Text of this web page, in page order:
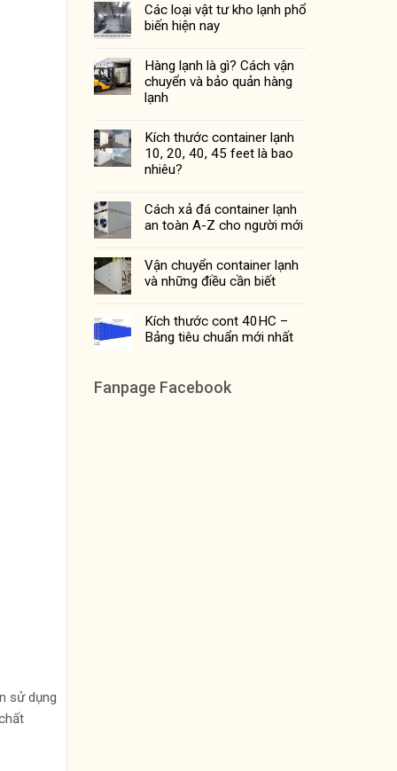
sử dụng
Các loại vật tư kho lạnh phổ
biến hiện nay
Hàng lạnh là gì? Cách vận
chuyển và bảo quản hàng
lạnh
Kích thước container lạnh
10, 20, 40, 45 feet là bao
nhiêu?
Cách xả đá container lạnh
an toàn A-Z cho người mới
Vận chuyển container lạnh
và những điều cần biết
Kích thước cont 40HC –
Bảng tiêu chuẩn mới nhất
Fanpage Facebook